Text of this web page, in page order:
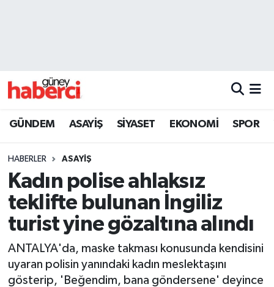
GÜNDEM ASAYİŞ SİYASET EKONOMİ SPOR
HABERLER ASAYİŞ
Kadın polise ahlaksız
teklifte bulunan İngiliz
turist yine gözaltına alındı
ANTALYA'da, maske takması konusunda kendisini
uyaran polisin yanındaki kadın meslektaşını
gösterip, 'Beğendim, bana göndersene' deyince
Beyoğlu Trafik Yoğunluk Haritası
Son Dakika Haberleri
Haber Arşivi